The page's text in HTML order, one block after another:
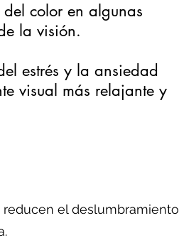
color en algunas
la visión.
estrés y la ansiedad
visual más relajante y
reducen el deslumbramiento